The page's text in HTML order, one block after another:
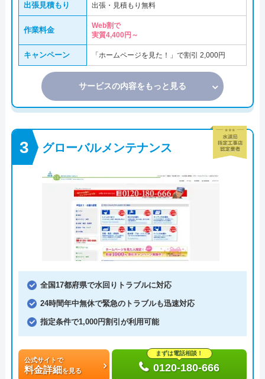
出張見積もり 出張・見積もり無料
作業料金
Web割で
実質4,400円～
キャンペーン 「ホームページを見た！」で割引 2,000円
サービスの内容をもっと見る
グローバルメンテナンス
全国17都府県で水回りトラブルに対応
24時間年中無休で緊急のトラブルも迅速対応
指定条件で1,000円割引が利用可能
公式サイトで
料金詳細を見る
まずは電話相談！
0120-180-666